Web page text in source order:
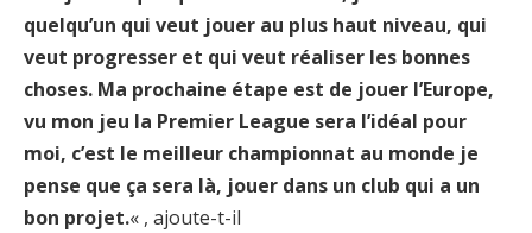
quelqu’un qui veut jouer au plus haut niveau, qui
veut progresser et qui veut réaliser les bonnes
choses. Ma prochaine étape est de jouer l’Europe,
vu mon jeu la Premier League sera l’idéal pour
moi, c’est le meilleur championnat au monde je
pense que ça sera là, jouer dans un club qui a un
bon projet.« , ajoute-t-il